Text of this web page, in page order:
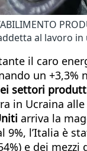
al lavoro
il caro
un +3,3%
settori
in Ucraina
arriva la
9%, l’Italia è
e dei